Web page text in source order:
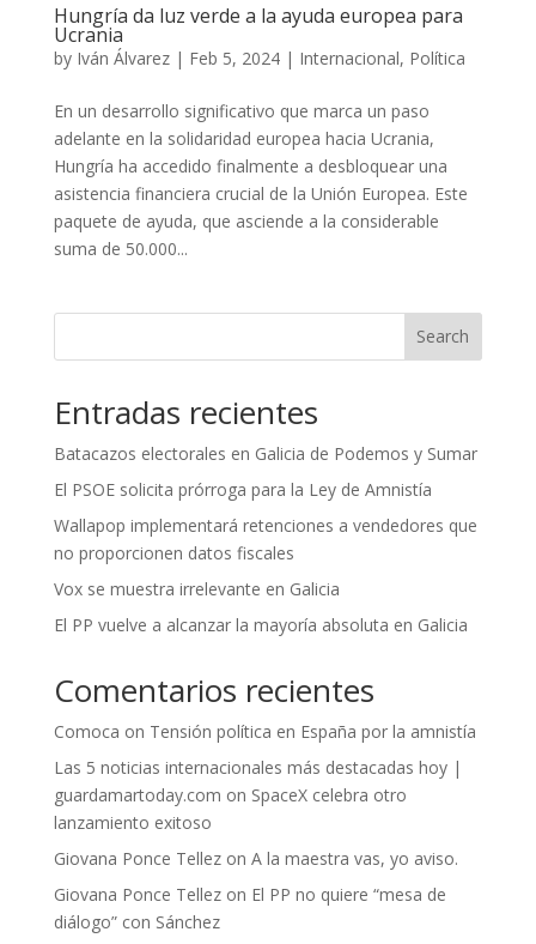
Hungría da luz verde a la ayuda europea para
Ucrania
by Iván Álvarez| Feb 5, 2024| Internacional, Política
En un desarrollo significativo que marca un paso
adelante en la solidaridad europea hacia Ucrania,
Hungría ha accedido finalmente a desbloquear una
asistencia financiera crucial de la Unión Europea. Este
paquete de ayuda, que asciende a la considerable
suma de 50.000...
Search
Entradas recientes
Batacazos electorales en Galicia de Podemos y Sumar
El PSOE solicita prórroga para la Ley de Amnistía
Wallapop implementará retenciones a vendedores que
no proporcionen datos fiscales
Vox se muestra irrelevante en Galicia
El PP vuelve a alcanzar la mayoría absoluta en Galicia
Comentarios recientes
Comoca on Tensión política en España por la amnistía
Las 5 noticias internacionales más destacadas hoy |
guardamartoday.com on SpaceX celebra otro
lanzamiento exitoso
Giovana Ponce Tellezon A la maestra vas, yo aviso.
Giovana Ponce Tellezon El PP no quiere “mesa de
diálogo” con Sánchez